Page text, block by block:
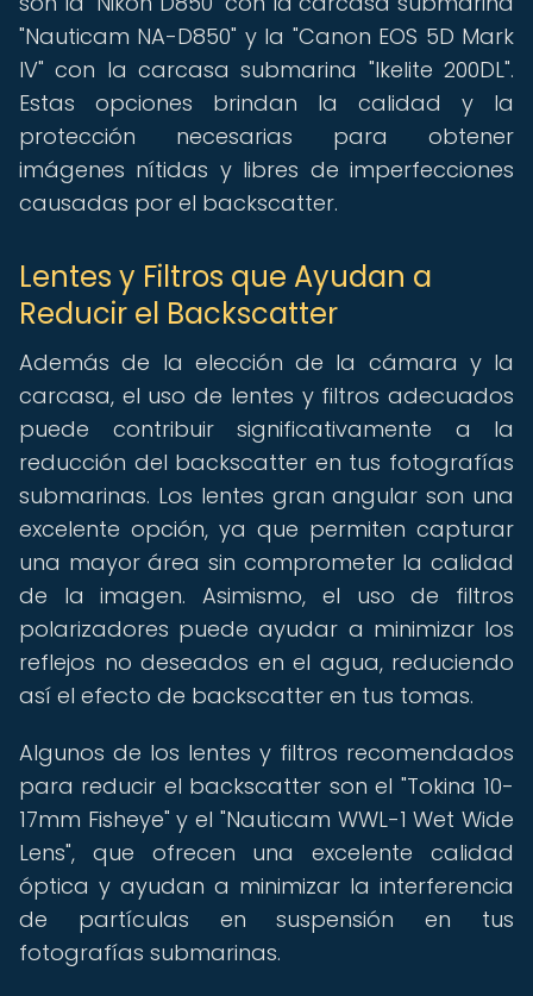
"Nauticam NA-D850" y la "Canon EOS 5D Mark
IV" con la carcasa submarina "Ikelite 200DL".
Estas opciones brindan la calidad y la
protección necesarias para obtener
imágenes nítidas y libres de imperfecciones
causadas por el backscatter.
Lentes y Filtros que Ayudan a
Reducir el Backscatter
Además de la elección de la cámara y la
carcasa, el uso de lentes y filtros adecuados
puede contribuir significativamente a la
reducción del backscatter en tus fotografías
submarinas. Los lentes gran angular son una
excelente opción, ya que permiten capturar
una mayor área sin comprometer la calidad
de la imagen. Asimismo, el uso de filtros
polarizadores puede ayudar a minimizar los
reflejos no deseados en el agua, reduciendo
así el efecto de backscatter en tus tomas.
Algunos de los lentes y filtros recomendados
para reducir el backscatter son el "Tokina 10-
17mm Fisheye" y el "Nauticam WWL-1 Wet Wide
Lens", que ofrecen una excelente calidad
óptica y ayudan a minimizar la interferencia
de partículas en suspensión en tus
fotografías submarinas.